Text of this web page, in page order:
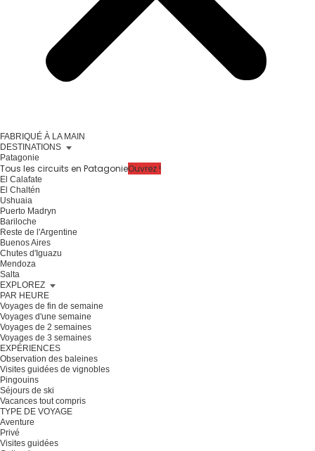
FABRIQUÉ À LA MAIN
DESTINATIONS
Patagonie
Tous les circuits en PatagonieOuvrez !
El Calafate
El Chaltén
Ushuaia
Puerto Madryn
Bariloche
Reste de l'Argentine
Buenos Aires
Chutes d'Iguazu
Mendoza
Salta
EXPLOREZ
PAR HEURE
Voyages de fin de semaine
Voyages d'une semaine
Voyages de 2 semaines
Voyages de 3 semaines
EXPÉRIENCES
Observation des baleines
Visites guidées de vignobles
Pingouins
Séjours de ski
Vacances tout compris
TYPE DE VOYAGE
Aventure
Privé
Visites guidées